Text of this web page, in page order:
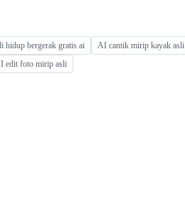
hidup bergerak gratis ai AI cantik mirip kayak asli
edit foto mirip asli